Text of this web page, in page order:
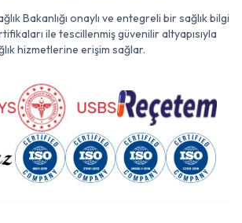
Bakanlığı onaylı ve entegreli bir sağlık bilgi
ile tescillenmiş güvenilir altyapısıyla
hizmetlerine erişim sağlar.